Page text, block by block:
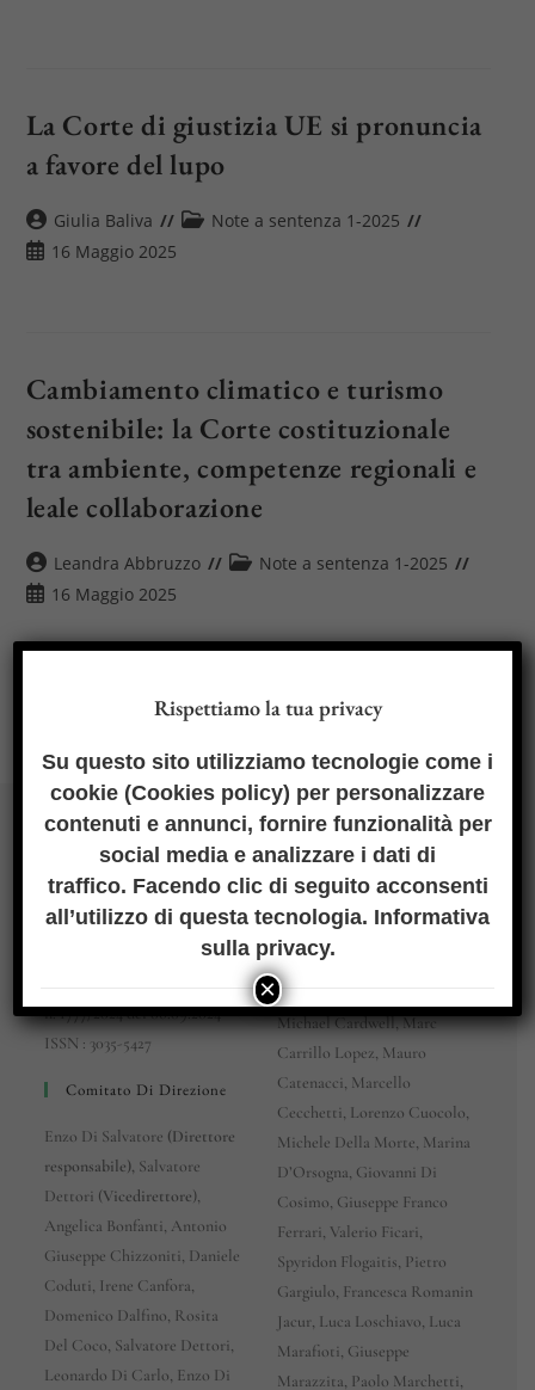
La Corte di giustizia UE si pronuncia
a favore del lupo
Autore
dell'articolo:
Giulia Baliva
Categoria
Note a sentenza 1-2025
Articolo
16 Maggio 2025
Cambiamento climatico e turismo
sostenibile: la Corte costituzionale
tra ambiente, competenze regionali e
leale collaborazione
Autore
dell'articolo:
Leandra Abbruzzo
Categoria
Note a sentenza 1-2025
Articolo
16 Maggio 2025
dirittoeclima.it – Rivista
telematica
email:
redazione@dirittoeclima.it
Registrazione al Tribunale di
n. 1777/2024 del 06.09.2024
ISSN : 3035-5427
Comitato Di Direzione
Enzo Di Salvatore (Direttore
responsabile), Salvatore
Dettori (Vicedirettore),
Angelica Bonfanti, Antonio
Giuseppe Chizzoniti, Daniele
Coduti, Irene Canfora,
Domenico Dalfino, Rosita
Del Coco, Salvatore Dettori,
Leonardo Di Carlo, Enzo Di
Comitato Scientifico
Mariagrazia Alabrese,
Francisco Balaguer Callejòn,
Marco Benvenuti, Francesco
Saverio Bertolini, Raffaele
Bifulco, David Brunelli,
Michael Cardwell, Marc
Carrillo Lopez, Mauro
Catenacci, Marcello
Cecchetti, Lorenzo Cuocolo,
Michele Della Morte, Marina
D’Orsogna, Giovanni Di
Cosimo, Giuseppe Franco
Ferrari, Valerio Ficari,
Spyridon Flogaitis, Pietro
Gargiulo, Francesca Romanin
Jacur, Luca Loschiavo, Luca
Marafioti, Giuseppe
Marazzita, Paolo Marchetti,
Rispettiamo la tua privacy
Su questo sito utilizziamo tecnologie come i
cookie (Cookies policy) per personalizzare
contenuti e annunci, fornire funzionalità per
social media e analizzare i dati di
traffico. Facendo clic di seguito acconsenti
all’utilizzo di questa tecnologia. Informativa
sulla privacy.
×